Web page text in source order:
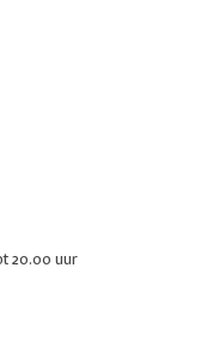
20.00 uur